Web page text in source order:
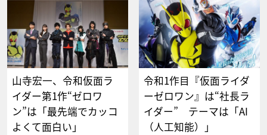
山寺宏一、令和仮面ラ
イダー第1作“ゼロワ
ン”は「最先端でカッコ
よくて面白い」
令和1作目『仮面ライダ
ーゼロワン』は“社長ラ
イダー” テーマは「AI
（人工知能）」